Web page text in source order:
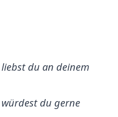
du an deinem
würdest du gerne